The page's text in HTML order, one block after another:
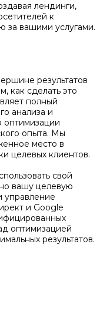
лендинги,
к
вашими услугами.
результатов
как сделать это
полный
анализа и
оптимизации
опыта. Мы
место в
целевых клиентов.
свой
вашу целевую
управление
и Google
оптимизацией
результатов.